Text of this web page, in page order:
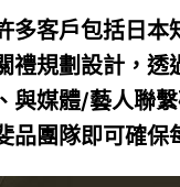
多客戶包括日本
禮規劃設計，透
與媒體/藝人聯
品團隊即可確保